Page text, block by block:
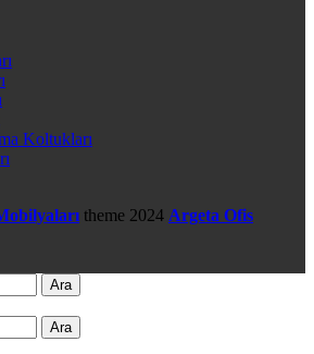
Koltukları
theme 2024 Argeta Ofis
Ara
Ara